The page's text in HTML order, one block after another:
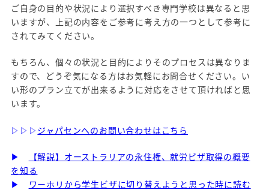
ご自身の目的や状況により選択すべき専門学校は異なると思
いますが、上記の内容をご参考に考え方の一つとして参考に
されてみてください。
もちろん、個々の状況と目的によりそのプロセスは異なりま
すので、どうぞ気になる方はお気軽にお問合せください。い
い形のプラン立てが出来るように対応をさせて頂ければと思
います。
▷▷▷ ジャパセンへのお問い合わせはこちら
▶
【解説】オーストラリアの永住権、就労ビザ取得の概要
を知る
▶ ワーホリから学生ビザに切り替えようと思った時に読む